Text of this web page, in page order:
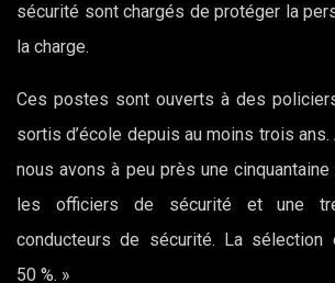
sécurité sont chargés de protéger la
la charge.
Ces postes sont ouverts à des
sortis d’école depuis au moins trois
nous avons à peu près une
les officiers de sécurité et une
conducteurs de sécurité. La
50 %. »